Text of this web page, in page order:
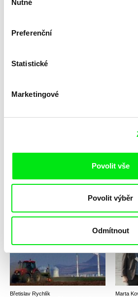
souhlasu
Nutné
Preferenční
Statistické
Marketingové
Povolit vše
Povolit výběr
Odmítnout
Mossville: When Great Trees
Mata
Klimatický experiment
Alekos
Břetislav Rychlík Marta